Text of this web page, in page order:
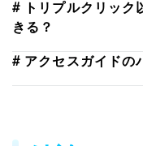
# トリプルクリック
きる？
# アクセスガイドの